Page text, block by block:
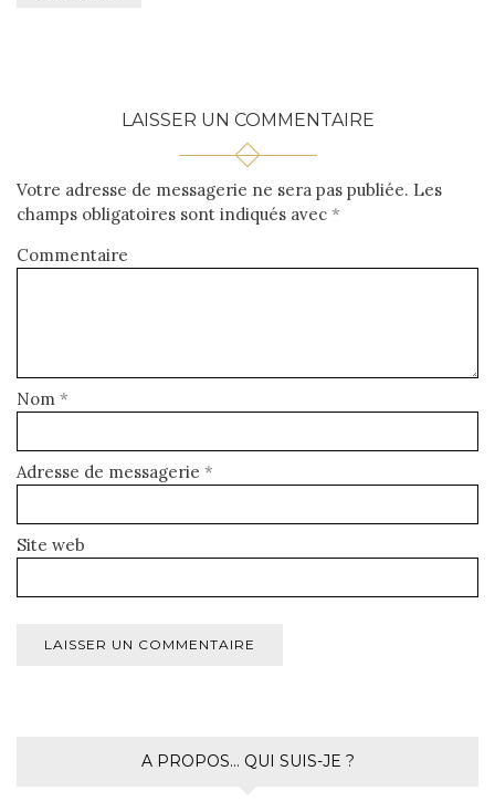
LAISSER UN COMMENTAIRE
Votre adresse de messagerie ne sera pas publiée. Les
champs obligatoires sont indiqués avec *
Commentaire
Nom *
Adresse de messagerie *
Site web
A PROPOS… QUI SUIS-JE ?